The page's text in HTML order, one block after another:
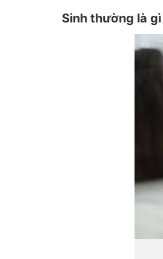
Sinh thường là